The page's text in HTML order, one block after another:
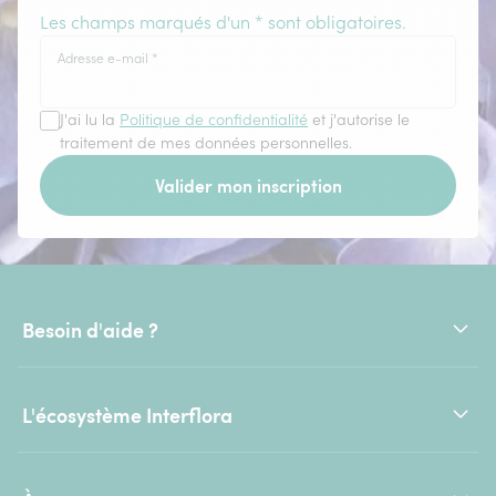
Les champs marqués d'un * sont obligatoires.
Adresse e-mail *
J'ai lu la Politique de confidentialité et j'autorise le
traitement de mes données personnelles.
Valider mon inscription
Besoin d'aide ?
L'écosystème Interflora